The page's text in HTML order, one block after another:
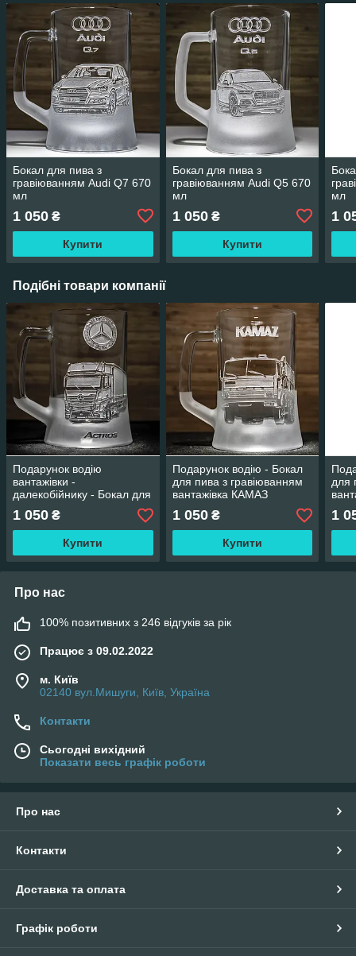
Бокал для пива з
гравіюванням Audi Q7 670
мл
1 050 ₴
Купити
Бокал для пива з
гравіюванням Audi Q5 670
мл
1 050₴
Купити
мл
1
Подібні товари компанії
Подарунок водію
вантажівки -
далекобійнику - Бокал для
пива з гравіюванням
Mercedes Actros фура з
напівпричепом
1 050 ₴
Купити
Подарунок водію - Бокал
для пива з гравіюванням
вантажівка КАМАЗ
1 050₴
Купити
для
1
Про нас
100% позитивних з 246 відгуків за рік
Працює з 09.02.2022
м. Київ
02140 вул.Мишуги, Київ, Україна
Контакти
Сьогодні вихідний
Показати весь графік роботи
Про нас
Контакти
Доставка та оплата
Графік роботи